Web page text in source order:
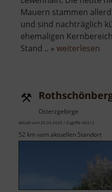
Mauern stammen
und sind nachträglich
ehemaligen
Stand .. » weiterlesen
Osterzgebirge
aktuell vom 26.04.2026 / Zugriffe: 46212
52 km vom aktuellen Standort